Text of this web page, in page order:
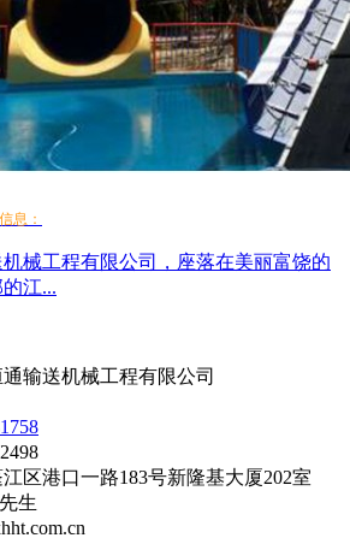
息：
械工程有限公司，座落在美丽富饶的
江...
输送机械工程有限公司
区港口一路183号新隆基大厦202室
生